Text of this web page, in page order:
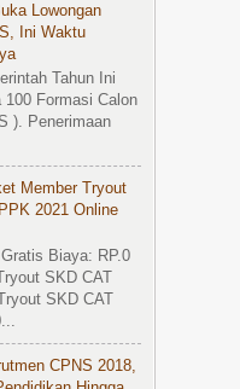
Lowongan
Ini Waktu
Tahun Ini
100 Formasi Calon
). Penerimaan
Member Tryout
2021 Online
Biaya: RP.0
SKD CAT
SKD CAT
CPNS 2018,